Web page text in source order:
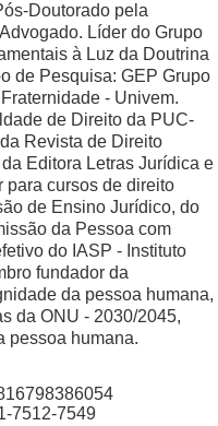
Doutorado pela
Líder do Grupo
à Luz da Doutrina
de Pesquisa: GEP Grupo
- Univem.
de Direito da PUC-
Revista de Direito
Editora Letras Jurídica e
para cursos de direito
de Ensino Jurídico, do
da Pessoa com
do IASP - Instituto
fundador da
da pessoa humana,
da ONU - 2030/2045,
pessoa humana.
7512-7549